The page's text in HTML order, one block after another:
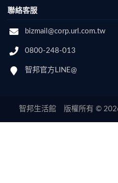
聯絡客服
bizmail@corp.url.com.tw
0800-248-013
智邦官方LINE@
智邦生活館 版權所有 ©